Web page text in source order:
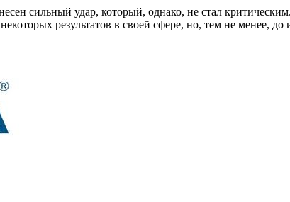
сильный удар, который, однако, не стал
результатов в своей сфере, но, тем не менее,